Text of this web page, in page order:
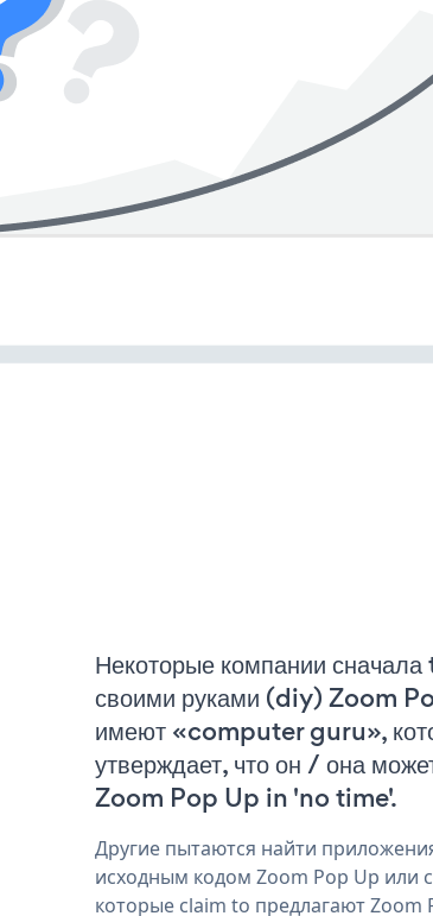
Некоторые компании
своими руками (diy) Zoom
имеют «computer guru»,
утверждает, что он / она
Zoom Pop Up in 'no time'.
Другие пытаются найти
исходным кодом Zoom Pop Up или
которые claim to предлагают Zoom